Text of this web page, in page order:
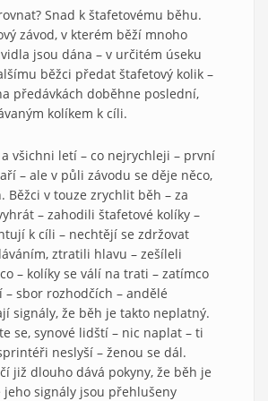
Snad k štafetovému běhu.
závod, v kterém běží mnoho
jsou dána – v určitém úseku
běžci předat štafetový kolik –
předávkách doběhne poslední,
kolíkem k cíli.
všichni letí – co nejrychleji – první
– ale v půli závodu se děje něco,
Běžci v touze zrychlit běh – za
– zahodili štafetové kolíky –
k cíli – nechtějí se zdržovat
ztratili hlavu – zešíleli
– kolíky se válí na trati – zatímco
sbor rozhodčích – andělé
signály, že běh je takto neplatný.
se, synové lidští – nic naplat – ti
neslyší – ženou se dál.
již dlouho dává pokyny, že běh je
jeho signály jsou přehlušeny